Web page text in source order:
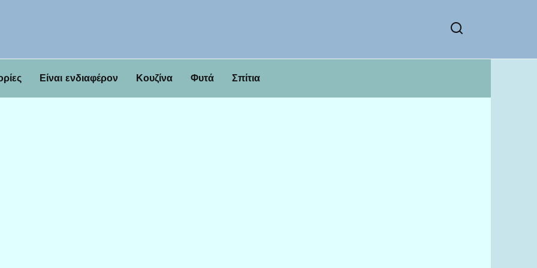
Είναι ενδιαφέρον Κουζίνα Φυτά Σπίτια